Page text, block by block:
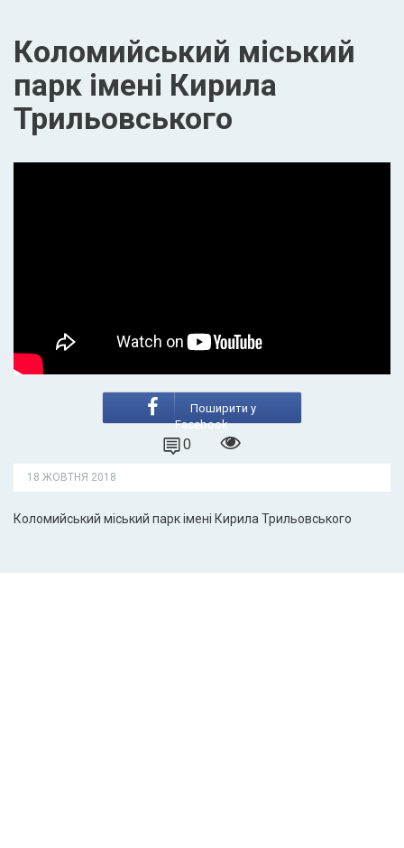
Коломийський міський
парк імені Кирила
Трильовського
Поширити у
Facebook
0
18 ЖОВТНЯ 2018
Коломийський міський парк імені Кирила Трильовського